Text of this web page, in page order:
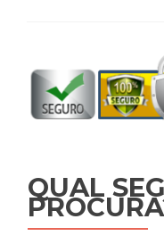
QUAL